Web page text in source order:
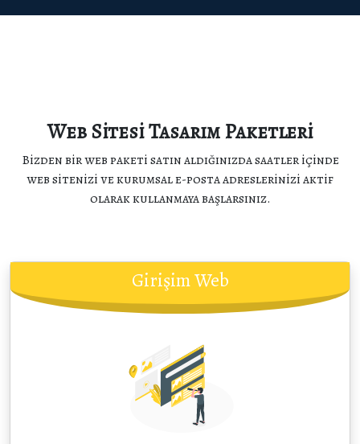
Web Sitesi Tasarım Paketleri
Bizden bir web paketi satın aldığınızda saatler içinde
web sitenizi ve kurumsal e-posta adreslerinizi aktif
olarak kullanmaya başlarsınız.
Girişim Web